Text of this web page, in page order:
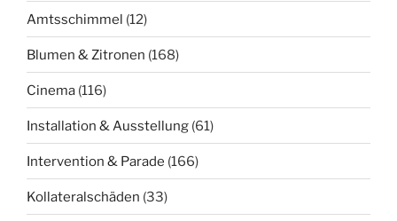
Amtsschimmel (12)
Blumen & Zitronen (168)
Cinema (116)
Installation & Ausstellung (61)
Intervention & Parade (166)
Kollateralschäden (33)